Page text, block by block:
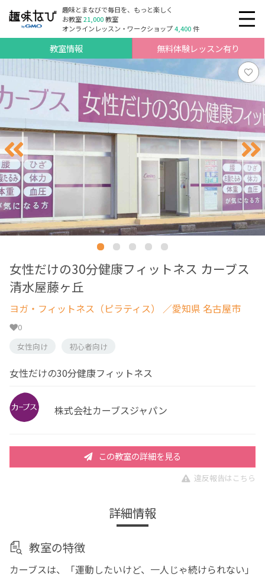
趣味とまなびで毎日を、もっと楽しく
お教室21,000教室
オンラインレッスン・ワークショップ4,400件
教室情報 無料体験レッスン有り
女性だけの30分健康フィットネス カーブス
清水屋藤ヶ丘
ヨガ・フィットネス（ピラティス） ／愛知県 名古屋市
0
女性向け
初心者向け
女性だけの30分健康フィットネス
株式会社カーブスジャパン
この教室の詳細を見る
違反報告はこちら
詳細情報
教室の特徴
カーブスは、「運動したいけど、一人じゃ続けられない」